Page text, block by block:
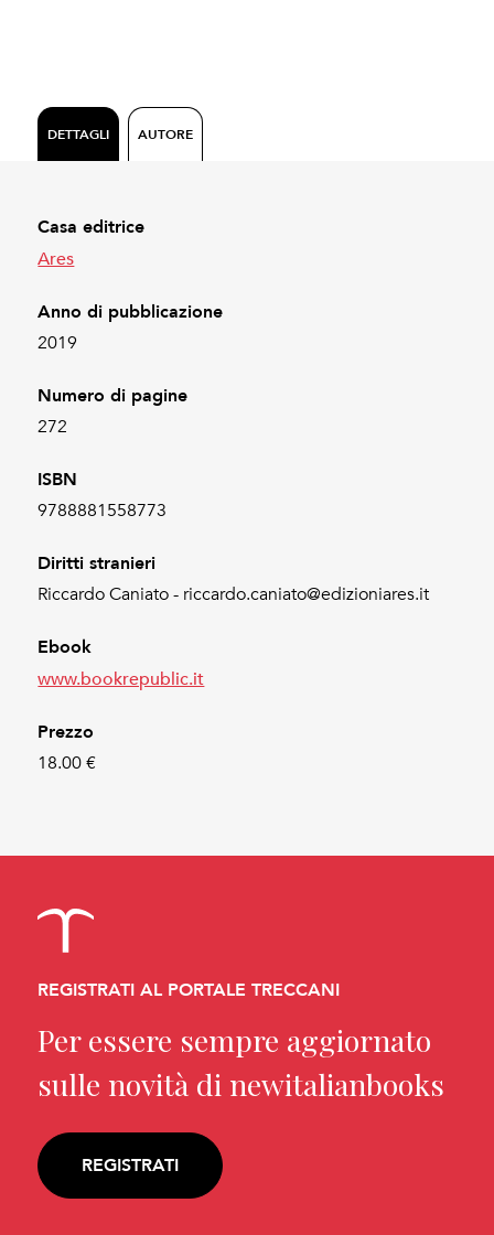
DETTAGLI AUTORE
Casa editrice
Ares
Anno di pubblicazione
2019
Numero di pagine
272
ISBN
9788881558773
Diritti stranieri
Riccardo Caniato - riccardo.caniato@edizioniares.it
Ebook
www.bookrepublic.it
Prezzo
18.00 €
REGISTRATI AL PORTALE TRECCANI
Per essere sempre aggiornato
sulle novità di newitalianbooks
REGISTRATI